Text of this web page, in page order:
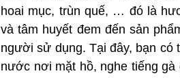
hoai mục, trùn quế, … đó là
và tâm huyết đem đến sản
người sử dụng. Tại đây, bạn có
nước nơi mặt hồ, nghe tiếng